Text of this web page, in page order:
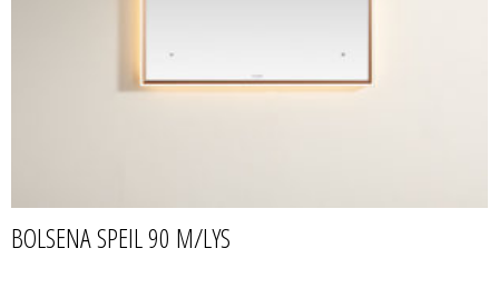
BOLSENA SPEIL 90 M/LYS